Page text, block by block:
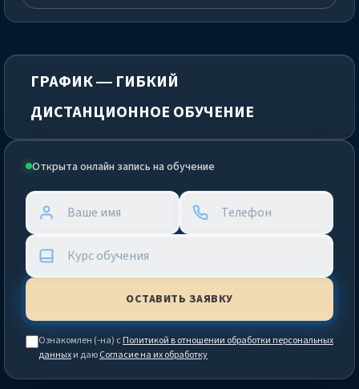
Открыта онлайн запись на обучение
Ознакомлен (-на) сПолитикой в отношении обработки персональных
данныхи даюСогласие на их обработку
ГРАФИК — ГИБКИЙ
ДИСТАНЦИОННОЕ ОБУЧЕНИЕ